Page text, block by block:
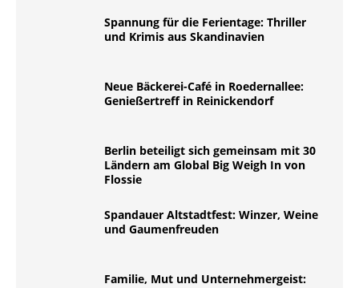
Spannung für die Ferientage: Thriller
und Krimis aus Skandinavien
Neue Bäckerei-Café in Roedernallee:
Genießertreff in Reinickendorf
Berlin beteiligt sich gemeinsam mit 30
Ländern am Global Big Weigh In von
Flossie
Spandauer Altstadtfest: Winzer, Weine
und Gaumenfreuden
Familie, Mut und Unternehmergeist: